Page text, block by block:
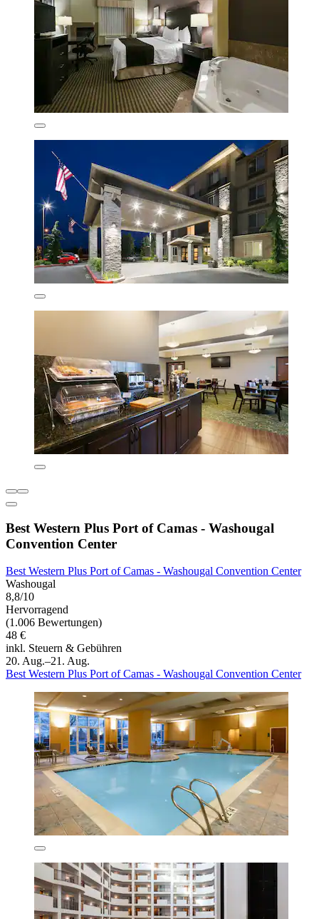
Best Western Plus Port of Camas - Washougal
Convention Center
Best Western Plus Port of Camas - Washougal Convention Center
Washougal
8,8/10
Hervorragend
(1.006 Bewertungen)
48 €
inkl. Steuern & Gebühren
20. Aug.–21. Aug.
Best Western Plus Port of Camas - Washougal Convention Center